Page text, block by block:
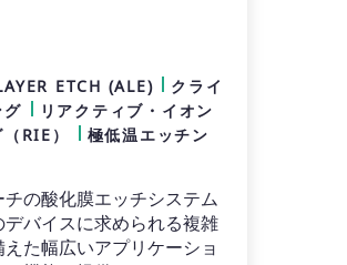
ETCH (ALE)
クライ
グ
リアクティブ・イオン
RIE）
極低温エッチン
チの酸化膜エッチシステム
デバイスに求められる複雑
た幅広いアプリケーショ